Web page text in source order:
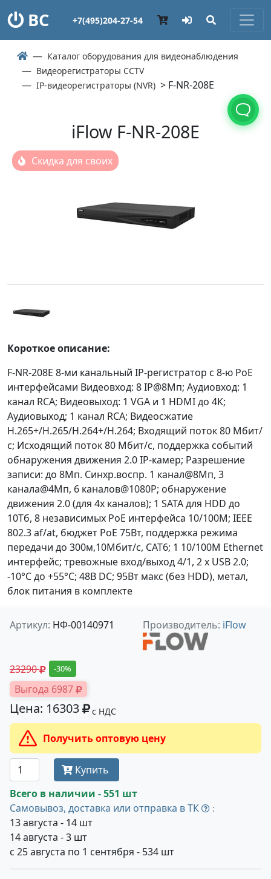
ВС +7(495)204-27-54
Каталог оборудования для видеонаблюдения
Видеорегистраторы CCTV
IP-видеорегистраторы (NVR) > F-NR-208E
iFlow F-NR-208E
Скидка для своих
Короткое описание:
F-NR-208E 8-ми канальный IP-регистратор c 8-ю PoE
интерфейсами Видеовход: 8 IP@8Мп; Аудиовход: 1
канал RCA; Видеовыход: 1 VGA и 1 HDMI до 4К;
Аудиовыход; 1 канал RCA; Видеосжатие
H.265+/H.265/H.264+/H.264; Входящий поток 80 Мбит/
с; Исходящий поток 80 Мбит/с, поддержка событий
обнаружения движения 2.0 IP-камер; Разрешение
записи: до 8Мп. Синхр.воспр. 1 канал@8Мп, 3
канала@4Мп, 6 каналов@1080P; обнаружение
движения 2.0 (для 4х каналов); 1 SATA для HDD до
10Тб, 8 независимых PoE интерфейса 10/100M; IEEE
802.3 af/at, бюджет PoE 75Вт, поддержка режима
передачи до 300м,10Мбит/с, CAT6; 1 10/100M Ethernet
интерфейс; тревожные вход/выход 4/1, 2 х USB 2.0;
-10°C до +55°C; 48В DC; 95Вт макс (без HDD), метал,
блок питания в комплекте
Артикул: НФ-00140971 Производитель: iFlow
23290 -30%
Выгода 6987
Цена: 16303 с НДС
Получить оптовую цену
Купить
Всего в наличии - 551 шт
Самовывоз, доставка или отправка в ТК
:
13 августа - 14 шт
14 августа - 3 шт
с 25 августа по 1 сентября - 534 шт